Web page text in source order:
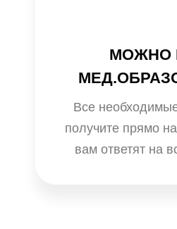
МОЖНО
Все
получите прямо
вам ответят на